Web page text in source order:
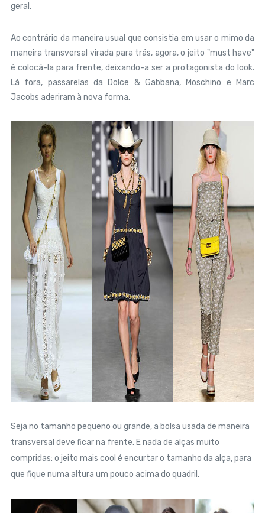
geral.
Ao contrário da maneira usual que consistia em usar o mimo da
maneira transversal virada para trás, agora, o jeito "must have"
é colocá-la para frente, deixando-a ser a protagonista do look.
Lá fora, passarelas da Dolce & Gabbana, Moschino e Marc
Jacobs aderiram à nova forma.
Seja no tamanho pequeno ou grande, a bolsa usada de maneira
transversal deve ficar na frente. E nada de alças muito
compridas: o jeito mais cool é encurtar o tamanho da alça, para
que fique numa altura um pouco acima do quadril.